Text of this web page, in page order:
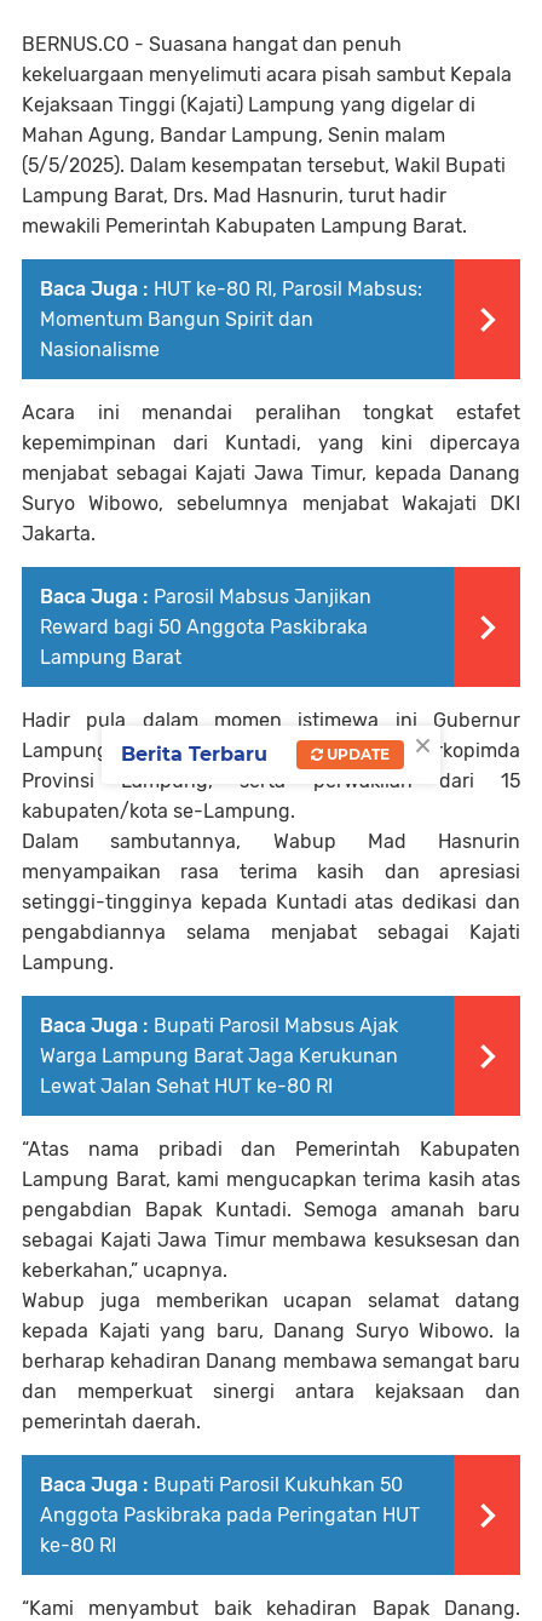
BERNUS.CO - Suasana hangat dan penuh
kekeluargaan menyelimuti acara pisah sambut Kepala
Kejaksaan Tinggi (Kajati) Lampung yang digelar di
Mahan Agung, Bandar Lampung, Senin malam
(5/5/2025). Dalam kesempatan tersebut, Wakil Bupati
Lampung Barat, Drs. Mad Hasnurin, turut hadir
mewakili Pemerintah Kabupaten Lampung Barat.
Baca Juga : HUT ke-80 RI, Parosil Mabsus:
Momentum Bangun Spirit dan
Nasionalisme
Acara ini menandai peralihan tongkat estafet
kepemimpinan dari Kuntadi, yang kini dipercaya
menjabat sebagai Kajati Jawa Timur, kepada Danang
Suryo Wibowo, sebelumnya menjabat Wakajati DKI
Jakarta.
Baca Juga : Parosil Mabsus Janjikan
Reward bagi 50 Anggota Paskibraka
Lampung Barat
Hadir pula dalam momen istimewa ini Gubernur
Lampung Rahmat Mirzani Djausal, unsur Forkopimda
Provinsi Lampung, serta perwakilan dari 15
kabupaten/kota se-Lampung.
Dalam sambutannya, Wabup Mad Hasnurin
menyampaikan rasa terima kasih dan apresiasi
setinggi-tingginya kepada Kuntadi atas dedikasi dan
pengabdiannya selama menjabat sebagai Kajati
Lampung.
Baca Juga : Bupati Parosil Mabsus Ajak
Warga Lampung Barat Jaga Kerukunan
Lewat Jalan Sehat HUT ke-80 RI
“Atas nama pribadi dan Pemerintah Kabupaten
Lampung Barat, kami mengucapkan terima kasih atas
pengabdian Bapak Kuntadi. Semoga amanah baru
sebagai Kajati Jawa Timur membawa kesuksesan dan
keberkahan,” ucapnya.
Wabup juga memberikan ucapan selamat datang
kepada Kajati yang baru, Danang Suryo Wibowo. Ia
berharap kehadiran Danang membawa semangat baru
dan memperkuat sinergi antara kejaksaan dan
pemerintah daerah.
Baca Juga : Bupati Parosil Kukuhkan 50
Anggota Paskibraka pada Peringatan HUT
ke-80 RI
“Kami menyambut baik kehadiran Bapak Danang.
×
Berita Terbaru UPDATE